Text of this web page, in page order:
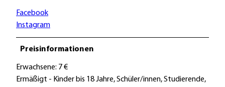
Facebook
Instagram
Preisinformationen
Erwachsene: 7 €
Ermäßigt - Kinder bis 18 Jahre, Schüler/innen, Studierende,